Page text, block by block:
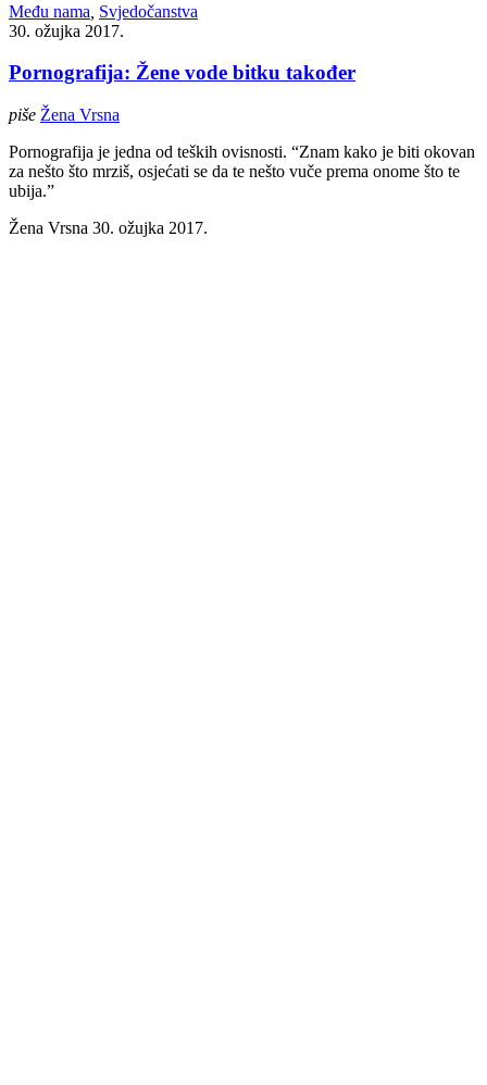
Među nama Svjedočanstva
30. ožujka 2017.
Pornografija: Žene vode bitku također
piše Žena Vrsna
Pornografija je jedna od teških ovisnosti. “Znam kako je biti okovan
za nešto što mrziš, osjećati se da te nešto vuče prema onome što te
ubija.”
Žena Vrsna 30. ožujka 2017.